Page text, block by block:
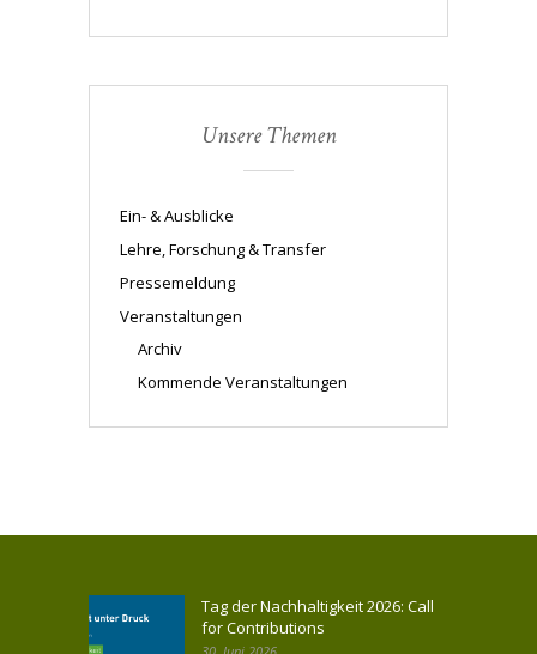
Unsere Themen
Ein- & Ausblicke
Lehre, Forschung & Transfer
Pressemeldung
Veranstaltungen
Archiv
Kommende Veranstaltungen
Tag der Nachhaltigkeit 2026: Call
for Contributions